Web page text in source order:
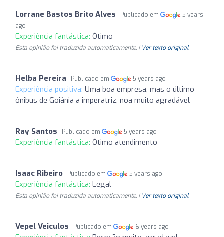
Lorrane Bastos Brito Alves Publicado em
5 years
ago
Experiência fantástica: Ótimo
Esta opinião foi traduzida automaticamente. | Ver texto original
Helba Pereira Publicado em 5 years ago
Experiência positiva: Uma boa empresa, mas o último
ônibus de Goiânia a imperatriz, noa muito agradável
Ray Santos Publicado em 5 years ago
Experiência fantástica: Ótimo atendimento
Isaac Ribeiro Publicado em 5 years ago
Experiência fantástica: Legal
Esta opinião foi traduzida automaticamente. | Ver texto original
Vepel Veiculos Publicado em 6 years ago